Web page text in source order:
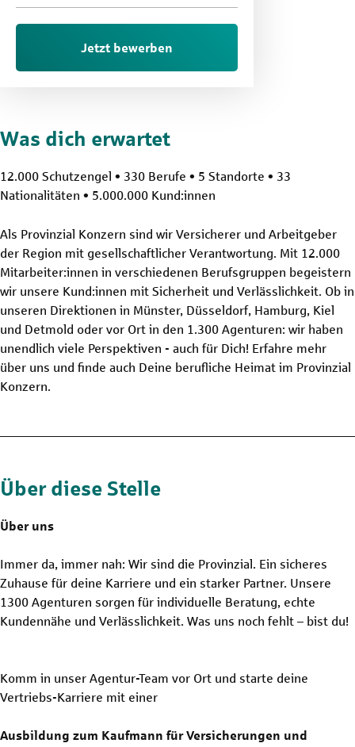
Jetzt bewerben
Was dich erwartet
12.000 Schutzengel • 330 Berufe • 5 Standorte • 33
Nationalitäten • 5.000.000 Kund:innen
Als Provinzial Konzern sind wir Versicherer und Arbeitgeber
der Region mit gesellschaftlicher Verantwortung. Mit 12.000
Mitarbeiter:innen in verschiedenen Berufsgruppen begeistern
wir unsere Kund:innen mit Sicherheit und Verlässlichkeit. Ob in
unseren Direktionen in Münster, Düsseldorf, Hamburg, Kiel
und Detmold oder vor Ort in den 1.300 Agenturen: wir haben
unendlich viele Perspektiven - auch für Dich! Erfahre mehr
über uns und finde auch Deine berufliche Heimat im Provinzial
Konzern.
Über diese Stelle
Über uns
Immer da, immer nah: Wir sind die Provinzial. Ein sicheres
Zuhause für deine Karriere und ein starker Partner. Unsere
1300 Agenturen sorgen für individuelle Beratung, echte
Kundennähe und Verlässlichkeit. Was uns noch fehlt – bist du!
Komm in unser Agentur-Team vor Ort und starte deine
Vertriebs-Karriere mit einer
Ausbildung zum Kaufmann für Versicherungen und